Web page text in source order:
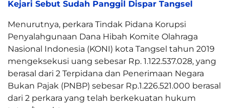
Kejari Sebut Sudah Panggil Dispar Tangsel
Menurutnya, perkara Tindak Pidana Korupsi
Penyalahgunaan Dana Hibah Komite Olahraga
Nasional Indonesia (KONI) kota Tangsel tahun 2019
mengeksekusi uang sebesar Rp. 1.122.537.028, yang
berasal dari 2 Terpidana dan Penerimaan Negara
Bukan Pajak (PNBP) sebesar Rp.1.226.521.000 berasal
dari 2 perkara yang telah berkekuatan hukum